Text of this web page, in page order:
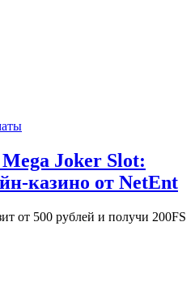
Joker Slot:
казино от NetEnt
от 500 рублей и получи 200FS